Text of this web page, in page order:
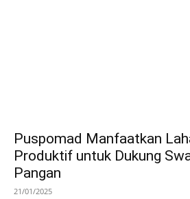
Puspomad Manfaatkan
Produktif untuk Dukung
Pangan
21/01/2025